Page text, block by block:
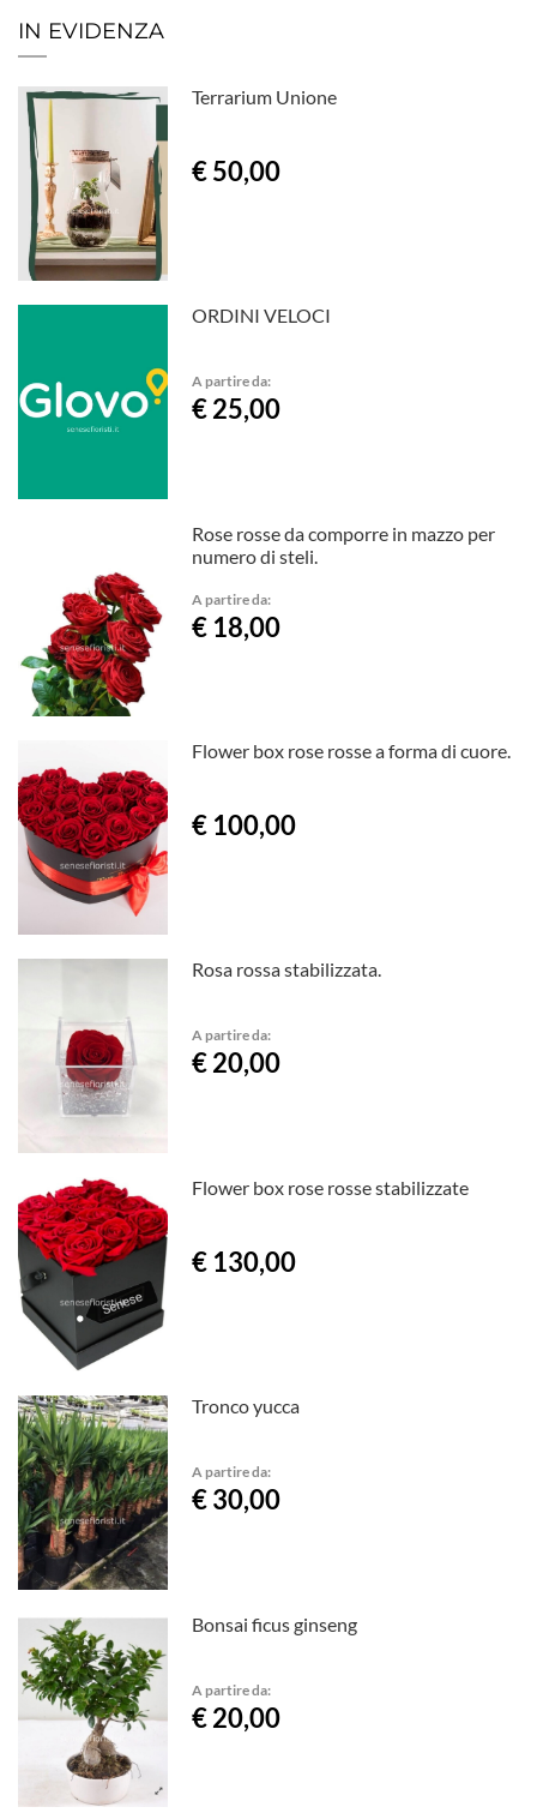
IN EVIDENZA
Terrarium Unione
€ 50,00
ORDINI VELOCI
A partire da:
€ 25,00
Rose rosse da comporre in mazzo per
numero di steli.
A partire da:
€ 18,00
Flower box rose rosse a forma di cuore.
€ 100,00
Rosa rossa stabilizzata.
A partire da:
€ 20,00
Flower box rose rosse stabilizzate
€ 130,00
Tronco yucca
A partire da:
€ 30,00
Bonsai ficus ginseng
A partire da:
€ 20,00